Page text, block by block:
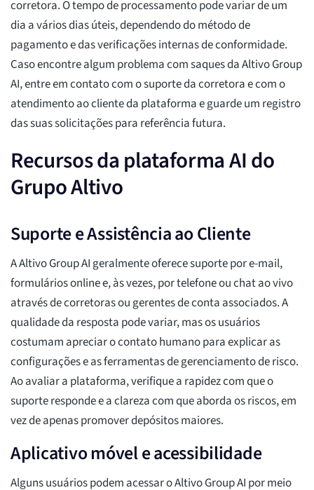
corretora. O tempo de processamento pode variar de um
dia a vários dias úteis, dependendo do método de
pagamento e das verificações internas de conformidade.
Caso encontre algum problema com saques da Altivo Group
AI, entre em contato com o suporte da corretora e com o
atendimento ao cliente da plataforma e guarde um registro
das suas solicitações para referência futura.
Recursos da plataforma AI do
Grupo Altivo
Suporte e Assistência ao Cliente
A Altivo Group AI geralmente oferece suporte por e-mail,
formulários online e, às vezes, por telefone ou chat ao vivo
através de corretoras ou gerentes de conta associados. A
qualidade da resposta pode variar, mas os usuários
costumam apreciar o contato humano para explicar as
configurações e as ferramentas de gerenciamento de risco.
Ao avaliar a plataforma, verifique a rapidez com que o
suporte responde e a clareza com que aborda os riscos, em
vez de apenas promover depósitos maiores.
Aplicativo móvel e acessibilidade
Alguns usuários podem acessar o Altivo Group AI por meio